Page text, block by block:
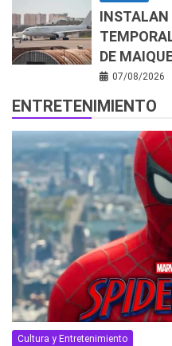
INSTALAN
DE
07/08/2026
ENTRETENIMIENTO
Cultura y Entretenimiento